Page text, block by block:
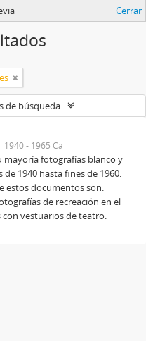
Cerrar
de búsqueda
1940 - 1965 Ca
mayoría fotografías blanco y
1940 hasta fines de 1960.
estos documentos son:
de recreación en el
con vestuarios de teatro.